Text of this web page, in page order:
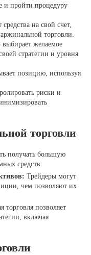
и пройти процедуру
на свой счет,
торговли.
выбирает желаемое
стратегии и уровня
позицию, используя
риски и
торговли
получать большую
средств.
Трейдеры могут
чем позволяют их
торговля позволяет
включая